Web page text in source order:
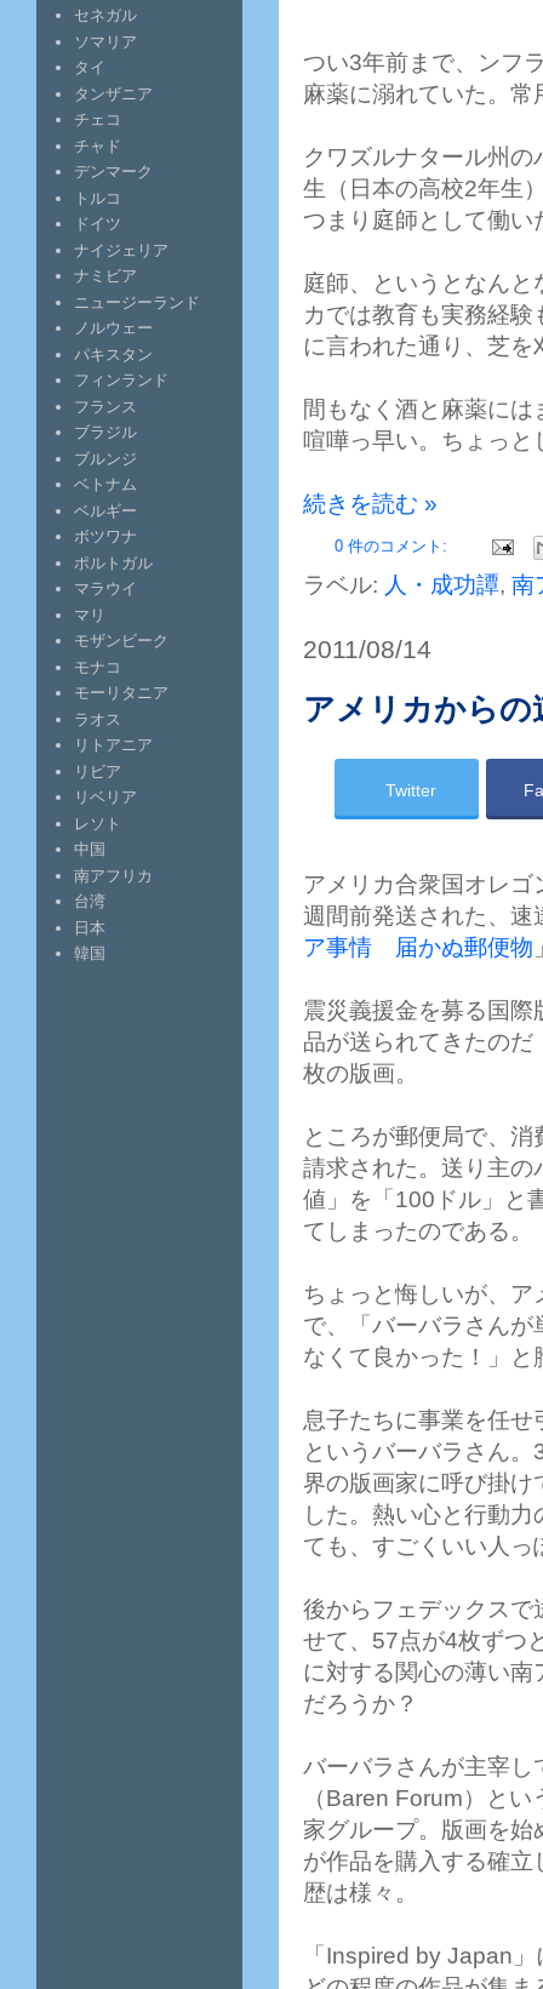
つい3年前まで、ンフ
麻薬に溺れていた。
クワズルナタール州
生（日本の高校2年生
つまり庭師として働い
庭師、というとなん
カでは教育も実務経
に言われた通り、芝
間もなく酒と麻薬に
喧嘩っ早い。ちょっ
続きを読む »
0 件のコメント:
ラベル: 人・成功譚, 南
2011/08/14
アメリカから
Twitter
アメリカ合衆国オレ
週間前発送された、速
ア事情 届かぬ郵便物
震災義援金を募る国
品が送られてきたの
枚の版画。
ところが郵便局で、
請求された。送り主
値」を「100ドル」と
てしまったのである。
ちょっと悔しいが、
で、
「バーバラさん
なくて良かった！」と
息子たちに事業を任
というバーバラさん
界の版画家に呼び掛け
した。熱い心と行動
ても、すごくいい人っ
後からフェデックスで
せて、57点が4枚ずつ
に対する関心の薄い
だろうか？
バーバラさんが主宰し
（Baren Forum）と
家グループ。版画を始
が作品を購入する確
歴は様々。
「Inspired by Japan
セネガル
ソマリア
タイ
タンザニア
チェコ
チャド
デンマーク
トルコ
ドイツ
ナイジェリア
ナミビア
ニュージーランド
ノルウェー
パキスタン
フィンランド
フランス
ブラジル
ブルンジ
ベトナム
ベルギー
ボツワナ
ポルトガル
マラウイ
マリ
モザンビーク
モナコ
モーリタニア
ラオス
リトアニア
リビア
リベリア
レソト
中国
南アフリカ
台湾
日本
韓国